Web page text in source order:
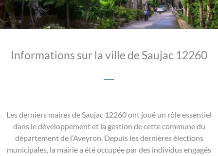
Informations sur la ville de Saujac 12260
Les derniers maires de Saujac 12260 ont joué un rôle essentiel
dans le développement et la gestion de cette commune du
département de l’Aveyron. Depuis les dernières élections
municipales, la mairie a été occupée par des individus engagés